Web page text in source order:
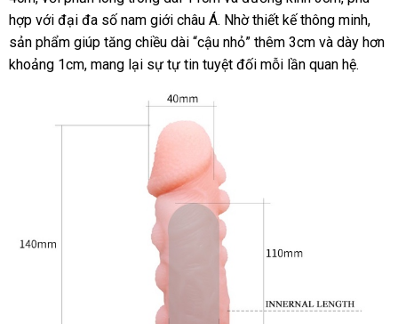
hợp với đại đa số nam giới châu Á. Nhờ thiết kế thông minh,
sản phẩm giúp tăng chiều dài “cậu nhỏ” thêm 3cm và dày hơn
khoảng 1cm, mang lại sự tự tin tuyệt đối mỗi lần quan hệ.